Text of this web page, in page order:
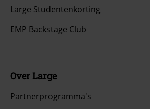
Large Studentenkorting
EMP Backstage Club
Over Large
Partnerprogramma's